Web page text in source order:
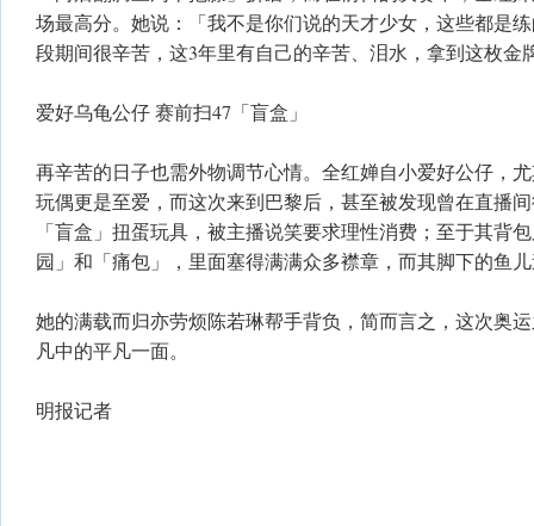
场最高分。她说：「我不是你们说的天才少女，这些都是
段期间很辛苦，这3年里有自己的辛苦、泪水，拿到这枚金
爱好乌龟公仔 赛前扫47「盲盒」
再辛苦的日子也需外物调节心情。全红婵自小爱好公仔，
玩偶更是至爱，而这次来到巴黎后，甚至被发现曾在直播
「盲盒」扭蛋玩具，被主播说笑要求理性消费；至于其背
园」和「痛包」，里面塞得满满众多襟章，而其脚下的鱼
她的满载而归亦劳烦陈若琳帮手背负，简而言之，这次奥
凡中的平凡一面。
明报记者